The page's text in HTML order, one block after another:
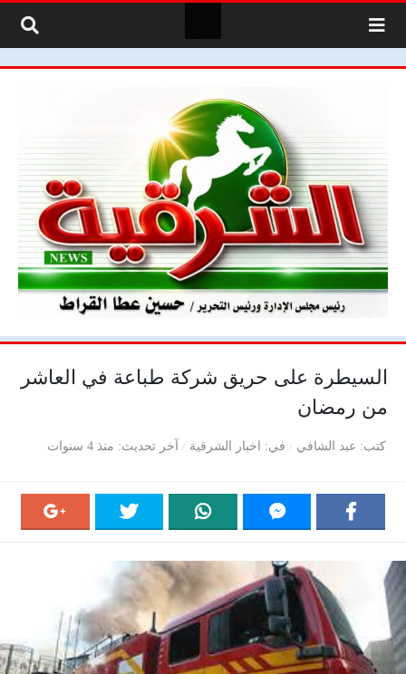
السيطرة على حريق شركة طباعة في العاشر
من رمضان
كتب عبد الشافي في اخبار الشرقية آخر تحديث منذ 4 سنوات